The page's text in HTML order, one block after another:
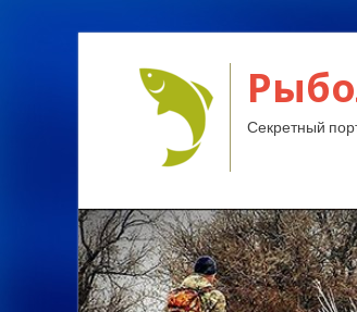
Секретный